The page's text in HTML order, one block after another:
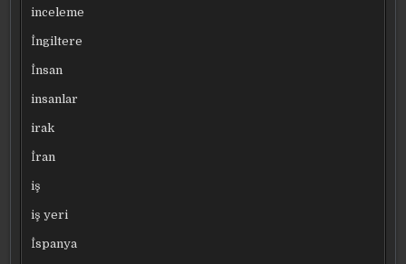
inceleme
İngiltere
İnsan
insanlar
irak
İran
iş
iş yeri
İspanya